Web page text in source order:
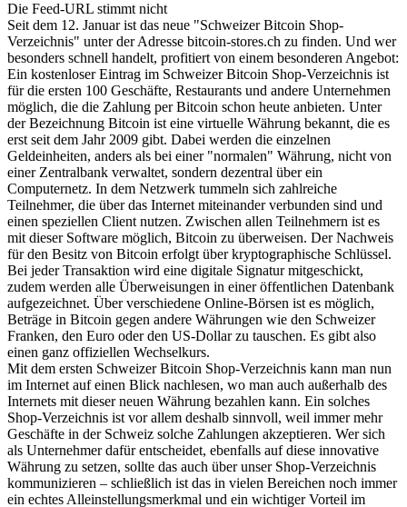
Die Feed-URL stimmt nicht
Seit dem 12. Januar ist das neue "Schweizer Bitcoin Shop-
Verzeichnis" unter der Adresse bitcoin-stores.ch zu finden. Und wer
besonders schnell handelt, profitiert von einem besonderen Angebot:
Ein kostenloser Eintrag im Schweizer Bitcoin Shop-Verzeichnis ist
für die ersten 100 Geschäfte, Restaurants und andere Unternehmen
möglich, die die Zahlung per Bitcoin schon heute anbieten. Unter
der Bezeichnung Bitcoin ist eine virtuelle Währung bekannt, die es
erst seit dem Jahr 2009 gibt. Dabei werden die einzelnen
Geldeinheiten, anders als bei einer "normalen" Währung, nicht von
einer Zentralbank verwaltet, sondern dezentral über ein
Computernetz. In dem Netzwerk tummeln sich zahlreiche
Teilnehmer, die über das Internet miteinander verbunden sind und
einen speziellen Client nutzen. Zwischen allen Teilnehmern ist es
mit dieser Software möglich, Bitcoin zu überweisen. Der Nachweis
für den Besitz von Bitcoin erfolgt über kryptographische Schlüssel.
Bei jeder Transaktion wird eine digitale Signatur mitgeschickt,
zudem werden alle Überweisungen in einer öffentlichen Datenbank
aufgezeichnet. Über verschiedene Online-Börsen ist es möglich,
Beträge in Bitcoin gegen andere Währungen wie den Schweizer
Franken, den Euro oder den US-Dollar zu tauschen. Es gibt also
einen ganz offiziellen Wechselkurs.
Mit dem ersten Schweizer Bitcoin Shop-Verzeichnis kann man nun
im Internet auf einen Blick nachlesen, wo man auch außerhalb des
Internets mit dieser neuen Währung bezahlen kann. Ein solches
Shop-Verzeichnis ist vor allem deshalb sinnvoll, weil immer mehr
Geschäfte in der Schweiz solche Zahlungen akzeptieren. Wer sich
als Unternehmer dafür entscheidet, ebenfalls auf diese innovative
Währung zu setzen, sollte das auch über unser Shop-Verzeichnis
kommunizieren – schließlich ist das in vielen Bereichen noch immer
ein echtes Alleinstellungsmerkmal und ein wichtiger Vorteil im